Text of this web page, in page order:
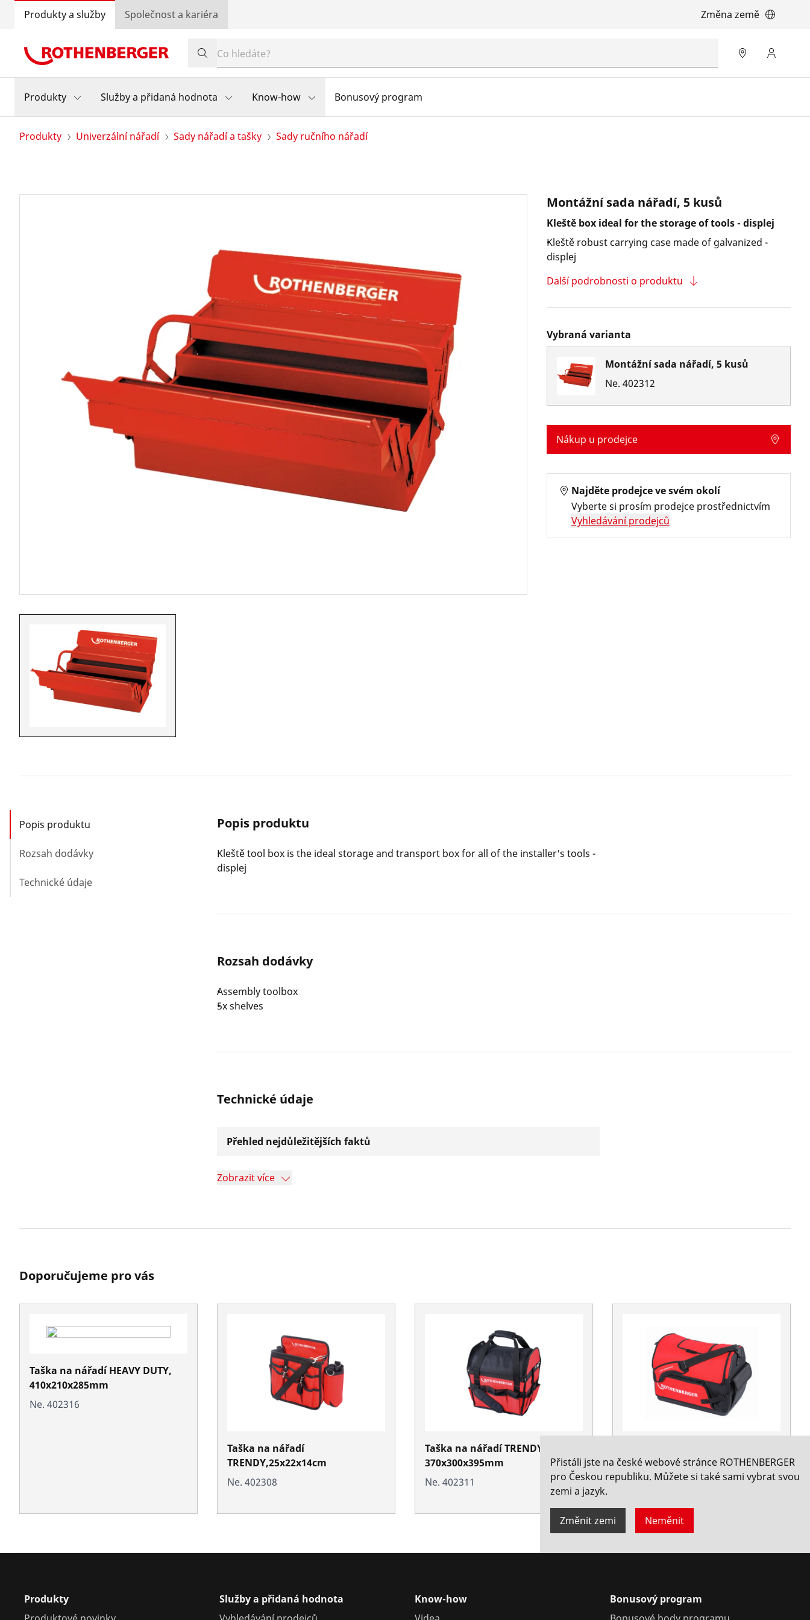
Produkty a služby Společnost a kariéra Změna země
Produkty Služby a přidaná hodnota Know-how Bonusový program
Produkty Univerzální nářadí Sady nářadí a tašky Sady ručního nářadí
Montážní sada nářadí, 5 kusů
Kleště box ideal for the storage of tools - displej
Kleště robust carrying case made of galvanized -
displej
Další podrobnosti o produktu
Vybraná varianta
Montážní sada nářadí, 5 kusů
Ne. 402312
Nákup u prodejce
Najděte prodejce ve svém okolí
Vyberte si prosím prodejce prostřednictvím
Vyhledávání prodejců
Popis produktu
Rozsah dodávky
Technické údaje
Popis produktu
Kleště tool box is the ideal storage and transport box for all of the installer's tools -
displej
Rozsah dodávky
Assembly toolbox
5x shelves
Technické údaje
Přehled nejdůležitějších faktů
Zobrazit více
Doporučujeme pro vás
Taška na nářadí HEAVY DUTY,
410x210x285mm
Ne. 402316
Taška na nářadí
TRENDY,25x22x14cm
Ne. 402308
Taška na nářadí TRENDY,
370x300x395mm
Ne. 402311
450x285x335mm
Ne. 1500001320
Přistáli jste na české webové stránce ROTHENBERGER
pro Českou republiku. Můžete si také sami vybrat svou
zemi a jazyk.
Změnit zemi Neměnit
Produkty
Služby a přidaná hodnota
Know-how
Bonusový program